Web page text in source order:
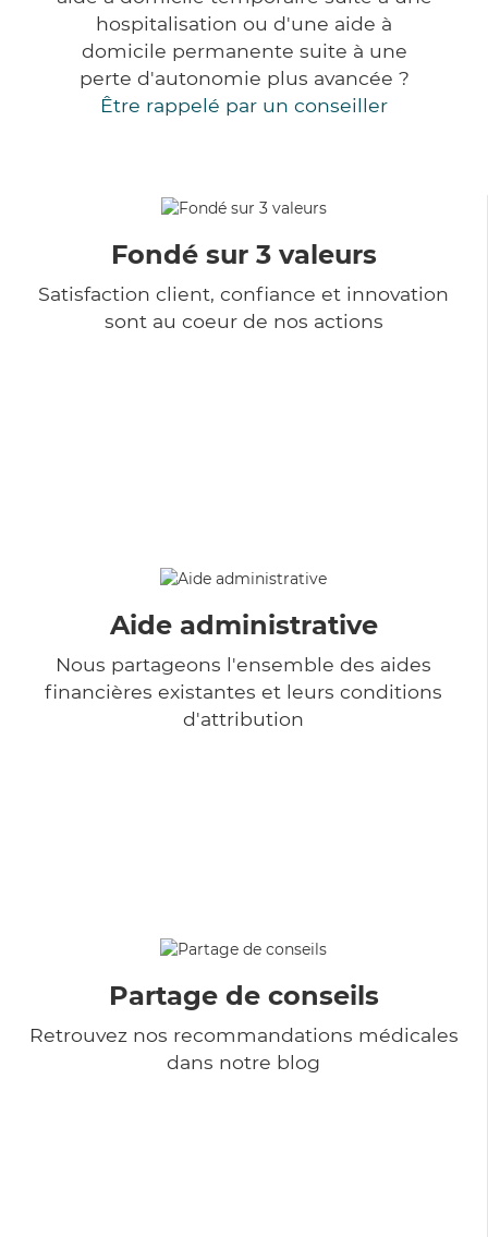
hospitalisation ou d'une aide à
domicile permanente suite à une
perte d'autonomie plus avancée ?
Être rappelé par un conseiller
Fondé sur 3 valeurs
Satisfaction client, confiance et innovation
sont au coeur de nos actions
Aide administrative
Nous partageons l'ensemble des aides
financières existantes et leurs conditions
d'attribution
Partage de conseils
Retrouvez nos recommandations médicales
dans notre blog